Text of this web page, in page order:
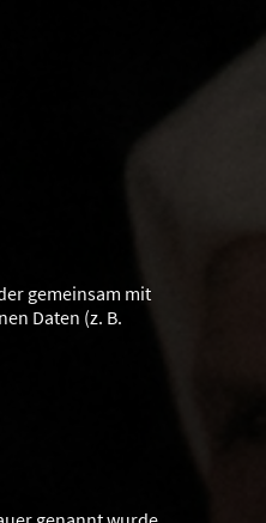
gemeinsam mit
Daten (z. B.